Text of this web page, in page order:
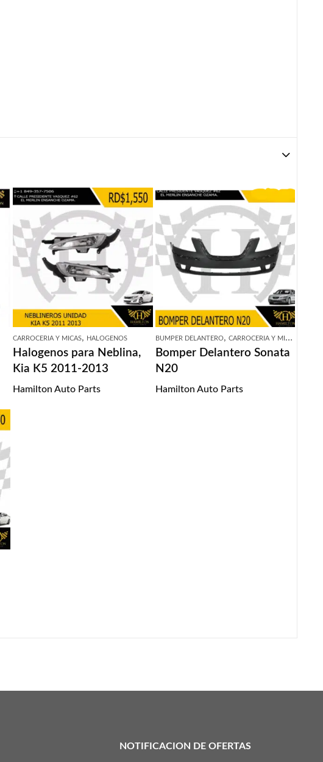
CARROCERIA Y MICAS, HALOGENOS
Halogenos para Neblina,
Kia K5 2011-2013
Hamilton Auto Parts
BUMPER DELANTERO, CARROCERIA Y MICAS
Bomper Delantero Sonata
N20
Hamilton Auto Parts
NOTIFICACION DE OFERTAS